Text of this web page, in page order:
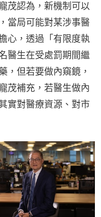
茂認為，新機制可以
當局可能對某涉事醫
心，透過「有限度執
醫生在受處罰期間繼
，但若要做內窺鏡，
茂補充，若醫生做內
實對醫療資源、對市